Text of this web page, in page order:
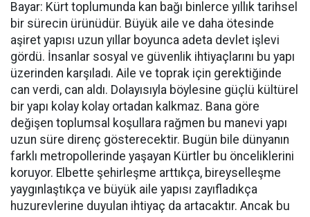
Bayar: Kürt toplumunda kan bağı binlerce yıllık tarihsel
bir sürecin ürünüdür. Büyük aile ve daha ötesinde
aşiret yapısı uzun yıllar boyunca adeta devlet işlevi
gördü. İnsanlar sosyal ve güvenlik ihtiyaçlarını bu yapı
üzerinden karşıladı. Aile ve toprak için gerektiğinde
can verdi, can aldı. Dolayısıyla böylesine güçlü kültürel
bir yapı kolay kolay ortadan kalkmaz. Bana göre
değişen toplumsal koşullara rağmen bu manevi yapı
uzun süre direnç gösterecektir. Bugün bile dünyanın
farklı metropollerinde yaşayan Kürtler bu önceliklerini
koruyor. Elbette şehirleşme arttıkça, bireyselleşme
yaygınlaştıkça ve büyük aile yapısı zayıfladıkça
huzurevlerine duyulan ihtiyaç da artacaktır. Ancak bu